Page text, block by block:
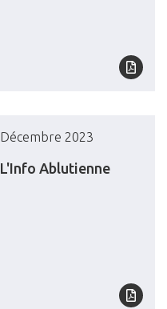
Décembre 2023
L'Info Ablutienne